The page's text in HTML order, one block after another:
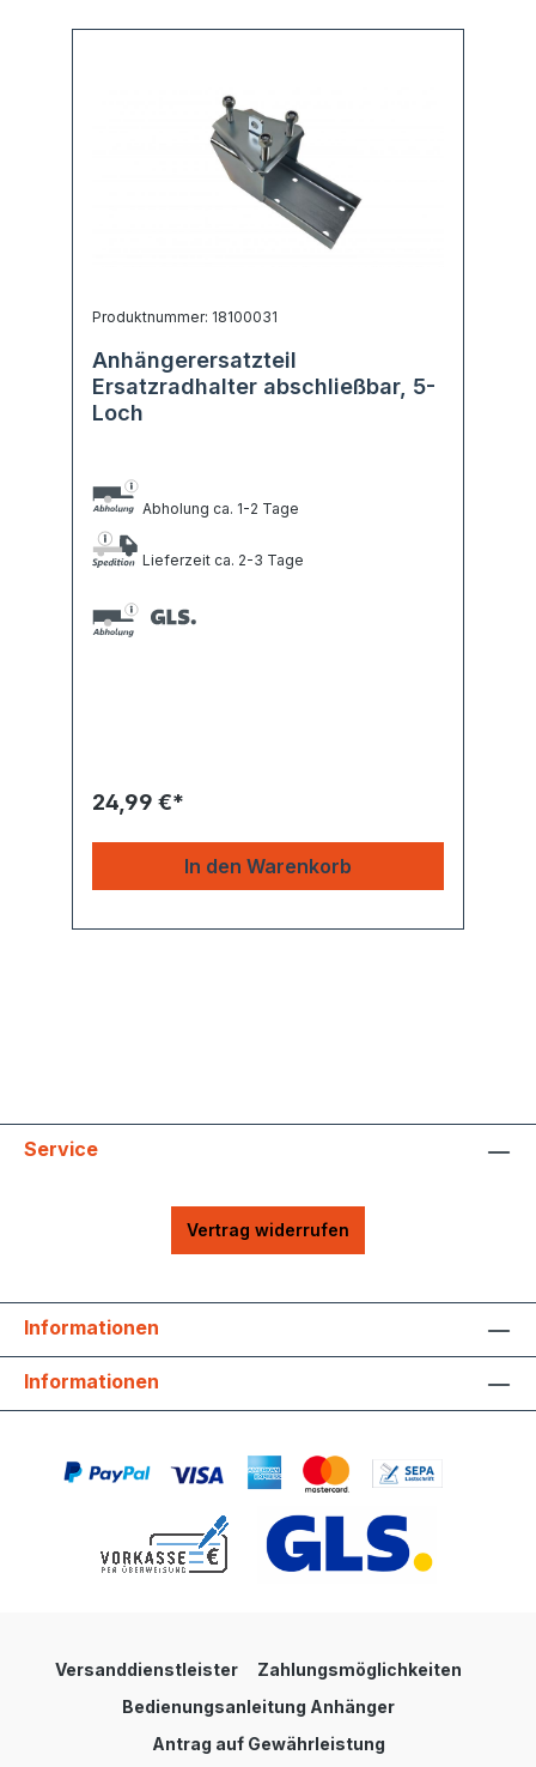
Produktnummer: 18100031
Anhängerersatzteil
Ersatzradhalter abschließbar, 5-
Loch
Abholung ca. 1-2 Tage
Lieferzeit ca. 2-3 Tage
24,99 €*
In den Warenkorb
Service
Vertrag widerrufen
Informationen
Informationen
Versanddienstleister
Zahlungsmöglichkeiten
Bedienungsanleitung Anhänger
Antrag auf Gewährleistung